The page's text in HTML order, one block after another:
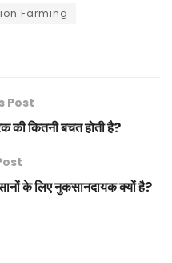
Farming
Post
की कितनी बचत होती है?
के लिए नुकसानदायक क्यों है?